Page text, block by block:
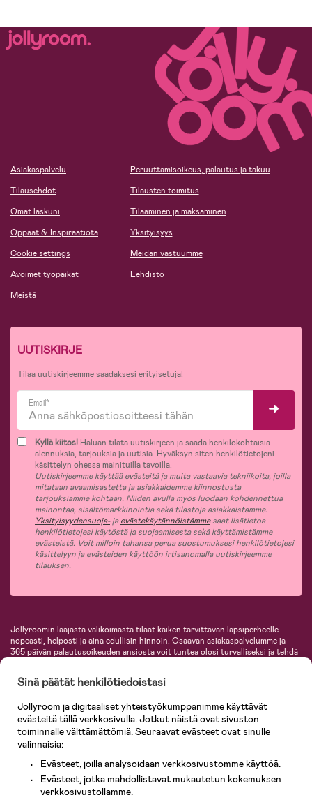
Asiakaspalvelu
Tilausehdot
Omat laskuni
Oppaat & Inspiraatiota
Cookie settings
Avoimet työpaikat
Meistä
Peruuttamisoikeus, palautus ja takuu
Tilausten toimitus
Tilaaminen ja maksaminen
Yksityisyys
Meidän vastuumme
Lehdistö
UUTISKIRJE
Tilaa uutiskirjeemme saadaksesi erityisetuja!
Email*
Kyllä kiitos! Haluan tilata uutiskirjeen ja saada henkilökohtaisia
alennuksia, tarjouksia ja uutisia. Hyväksyn siten henkilötietojeni
käsittelyn ohessa mainituilla tavoilla.
Uutiskirjeemme käyttää evästeitä ja muita vastaavia tekniikoita, joilla
mitataan avaamisastetta ja asiakkaidemme kiinnostusta
tarjouksiamme kohtaan. Niiden avulla myös luodaan kohdennettua
mainontaa, sisältömarkkinointia sekä tilastoja asiakkaistamme.
Yksityisyydensuoja-jaevästekäytännöistämmesaat lisätietoa
henkilötietojesi käytöstä ja suojaamisesta sekä käyttämistämme
evästeistä. Voit milloin tahansa perua suostumuksesi henkilötietojesi
käsittelyyn ja evästeiden käyttöön irtisanomalla uutiskirjeemme
tilauksen.
Jollyroomin laajasta valikoimasta tilaat kaiken tarvittavan lapsiperheelle
nopeasti, helposti ja aina edullisin hinnoin. Osaavan asiakaspalvelumme ja
365 päivän palautusoikeuden ansiosta voit tuntea olosi turvalliseksi ja tehdä
lastentarvikkeita sekä paljon muuta. Meiltä löydät lukuisia tunnettuja
KidKraft, Ergobaby, Philips Avent, Neonate, Cybex, LEGO ja monia muita!
Tervetuloa shoppailemaan Pohjoismaiden suurimpaan lastentarvikkeiden
verkkokauppaan!
Sinä päätät henkilötiedoistasi
Jollyroom ja digitaaliset yhteistyökumppanimme käyttävät
evästeitä tällä verkkosivulla. Jotkut näistä ovat sivuston
toiminnalle välttämättömiä. Seuraavat evästeet ovat sinulle
valinnaisia:
Evästeet, joilla analysoidaan verkkosivustomme käyttöä.
Evästeet, jotka mahdollistavat mukautetun kokemuksen
verkkosivustollamme.